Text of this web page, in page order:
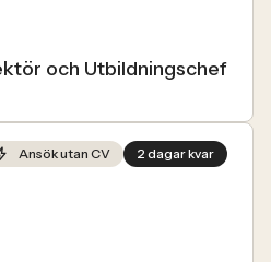
och Utbildningschef
Ansök utan CV 2 dagar kvar